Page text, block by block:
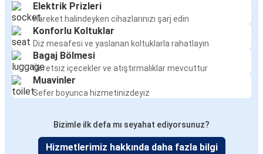
Elektrik Prizleri
Hareket halindeyken cihazlarınızı şarj edin
Konforlu Koltuklar
Diz mesafesi ve yaslanan koltuklarla rahatlayın
Bagaj Bölmesi
Ücretsiz içecekler ve atıştırmalıklar mevcuttur
Muavinler
Sefer boyunca hizmetinizdeyiz
Bizimle ilk defa mı seyahat ediyorsunuz?
Hizmetlerimiz hakkında daha fazla bilgi